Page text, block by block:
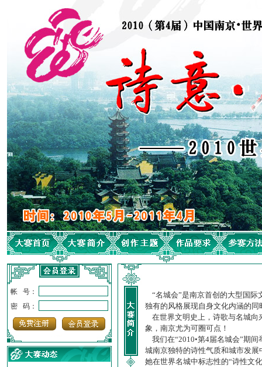
帐 号：
密 码：
“名城会”是南京首创的大型国际
独有的风格展现自身文化内涵的
在世界文明史上，诗歌与名城向
象，南京尤为可圈可点！
我们在“2010•第4届名城会”期
城南京独特的诗性气质和城市发
她在世界名城中标志性的“诗性文